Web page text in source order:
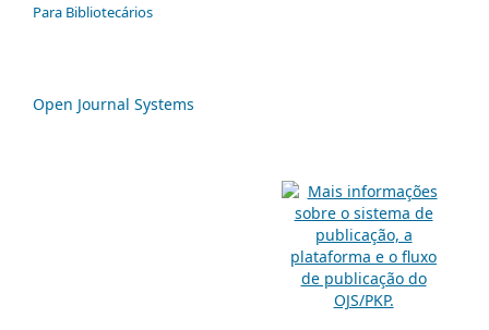
Para Bibliotecários
Open Journal Systems